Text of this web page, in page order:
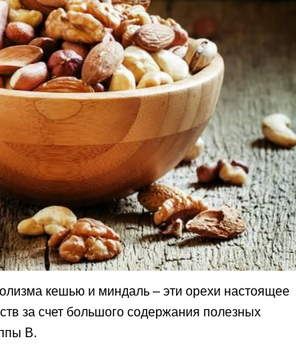
кешью и миндаль – эти орехи настоящее
за счет большого содержания полезных
В.